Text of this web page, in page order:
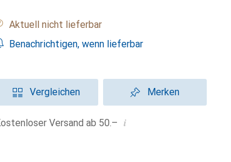
Aktuell nicht lieferbar
Benachrichtigen, wenn lieferbar
Vergleichen Merken
Kostenloser Versand ab 50.– i